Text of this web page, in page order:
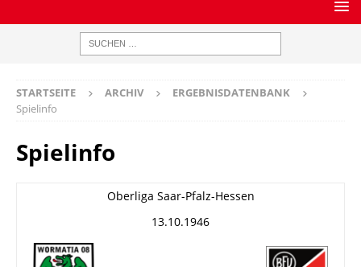
STARTSEITE ARCHIV
ERGEBNISDATENBANK
Spielinfo
Spielinfo
Oberliga Saar-Pfalz-Hessen
13.10.1946